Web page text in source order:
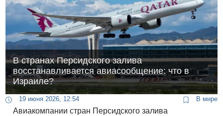
В странах Персидского залива
восстанавливается авиасообщение: что в
Израиле?
19 июня 2026, 12:54 В мире
Авиакомпании стран Персидского залива